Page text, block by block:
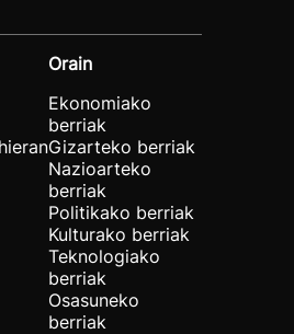
Orain
Ekonomiako
berriak
Gizarteko berriak
Nazioarteko
berriak
Politikako berriak
Kulturako berriak
Teknologiako
berriak
Osasuneko
berriak